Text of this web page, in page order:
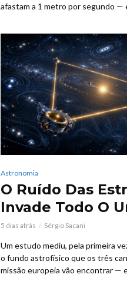
afastam a 1 metro por segundo —
Astronomia
O Ruído Das
Invade Todo O
5 dias atrás Sérgio Sacani
Um estudo mediu, pela primeira
o fundo astrofísico que os três
missão europeia vão encontrar —